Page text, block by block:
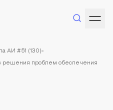
АИ #51 (130)
решения проблем обеспечения